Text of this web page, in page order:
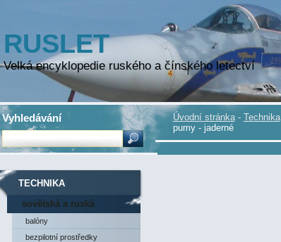
RUSLET
Velká encyklopedie ruského a čínského letectví
Úvodní stránka - Technika
pumy - jaderné
TECHNIKA
sovětská a ruská
technika
balóny
bezpilotní prostředky
Vyhledávání